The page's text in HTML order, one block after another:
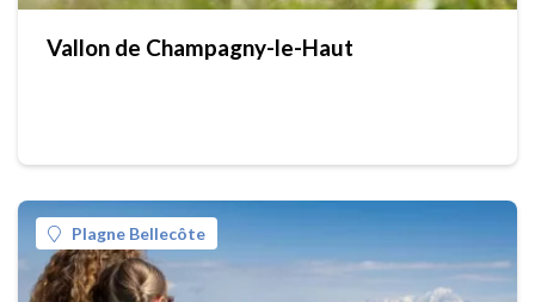
Vallon de Champagny-le-Haut
Plagne Bellecôte